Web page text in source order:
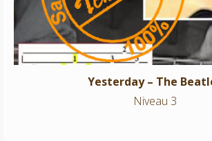
Yesterday – The
Niveau 3